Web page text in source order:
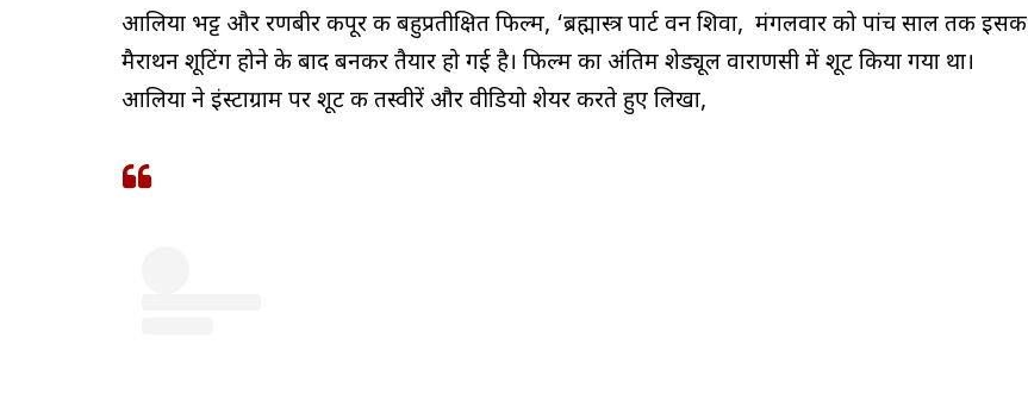
आलिया भट्ट और रणबीर कपूर की बहुप्रतीक्षित फिल्म, ‘ब्रह्मास्त्र पार्ट वन शिवा, मंगलवार को पांच साल तक इसकी
मैराथन शूटिंग होने के बाद बनकर तैयार हो गई है। फिल्म का अंतिम शेड्यूल वाराणसी में शूट किया गया था।
आलिया ने इंस्टाग्राम पर शूट की तस्वीरें और वीडियो शेयर करते हुए लिखा,